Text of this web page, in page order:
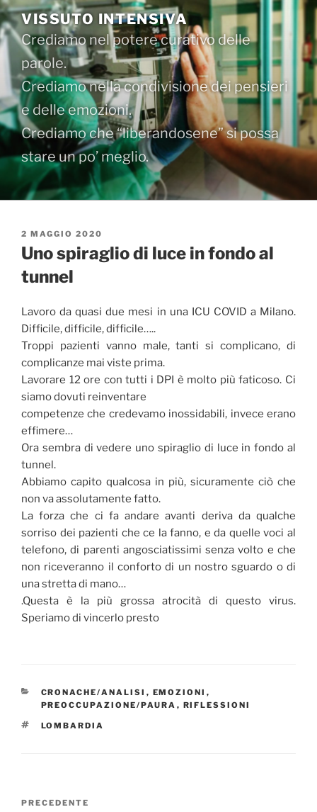
Salta
al
contenuto
VISSUTO INTENSIVA
Crediamo nel potere curativo delle
parole.
Crediamo nella condivisione dei pensieri
e delle emozioni.
Crediamo che “liberandosene” si possa
stare un po’ meglio.
PUBBLICATO
IL
2 MAGGIO 2020
Uno spiraglio di luce in fondo al
tunnel
Lavoro da quasi due mesi in una ICU COVID a Milano.
Difficile, difficile, difficile…..
Troppi pazienti vanno male, tanti si complicano, di
complicanze mai viste prima.
Lavorare 12 ore con tutti i DPI è molto più faticoso. Ci
siamo dovuti reinventare
competenze che credevamo inossidabili, invece erano
effimere…
Ora sembra di vedere uno spiraglio di luce in fondo al
tunnel.
Abbiamo capito qualcosa in più, sicuramente ciò che
non va assolutamente fatto.
La forza che ci fa andare avanti deriva da qualche
sorriso dei pazienti che ce la fanno, e da quelle voci al
telefono, di parenti angosciatissimi senza volto e che
non riceveranno il conforto di un nostro sguardo o di
una stretta di mano…
.Questa è la più grossa atrocità di questo virus.
Speriamo di vincerlo presto
CATEGORIE
CRONACHE/ANALISI , EMOZIONI ,
PREOCCUPAZIONE/PAURA , RIFLESSIONI
TAG
LOMBARDIA
Articolo
PRECEDENTE